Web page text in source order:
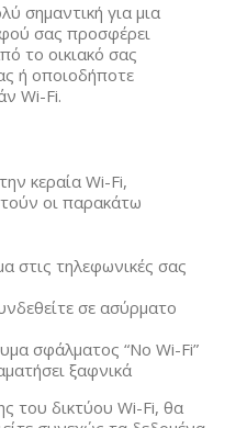
σημαντική για μια
σας προσφέρει
το οικιακό σας
ή οποιοδήποτε
Wi-Fi.
κεραία Wi-Fi,
οι παρακάτω
στις τηλεφωνικές σας
σε ασύρματο
σφάλματος “No Wi-Fi”
ξαφνικά
του δικτύου Wi-Fi, θα